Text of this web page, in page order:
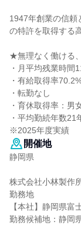
1947年創業の信頼
の特許を取得する
★無理なく働ける
・月平均残業時間
・有給取得率
・転勤なし
・育休取得率：男
・平均勤続年数21
※2025年度実績
開催地
静岡県
株式会社小林製作
勤務地
【本社】静岡県富
勤務候補地：静岡